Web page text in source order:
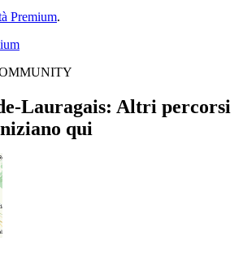
Premium.
Lauragais: Altri percorsi
qui